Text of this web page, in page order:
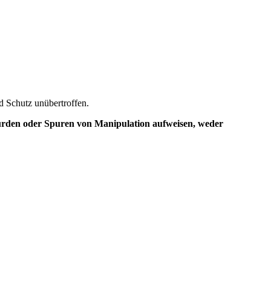
Schutz unübertroffen.
oder Spuren von Manipulation aufweisen, weder